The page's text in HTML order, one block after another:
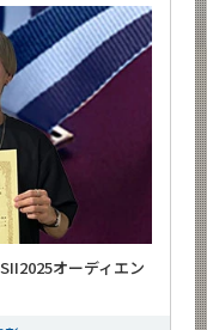
オーディエン